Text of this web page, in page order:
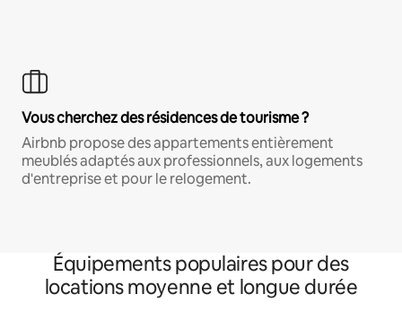
Vous cherchez des résidences de tourisme ?
Airbnb propose des appartements entièrement
meublés adaptés aux professionnels, aux logements
d'entreprise et pour le relogement.
Équipements populaires pour des
locations moyenne et longue durée